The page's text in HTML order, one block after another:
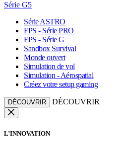
Série G5
Série ASTRO
FPS - Série PRO
FPS - Série G
Sandbox Survival
Monde ouvert
Simulation de vol
Simulation - Aérospatial
Créez votre setup gaming
DÉCOUVRIR DÉCOUVRIR
L’INNOVATION